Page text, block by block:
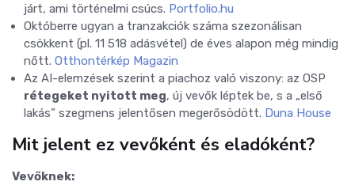
járt, ami történelmi csúcs. Portfolio.hu
Októberre ugyan a tranzakciók száma szezonálisan
csökkent (pl. 11 518 adásvétel) de éves alapon még mindig
nőtt. Otthontérkép Magazin
Az AI-elemzések szerint a piachoz való viszony: az OSP
rétegeket nyitott meg, új vevők léptek be, s a „első
lakás” szegmens jelentősen megerősödött. Duna House
Mit jelent ez vevőként és eladóként?
Vevőknek: